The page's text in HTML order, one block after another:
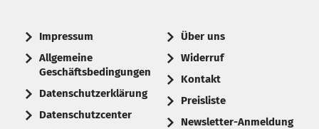
Impressum
Allgemeine
Geschäftsbedingungen
Datenschutzerklärung
Datenschutzcenter
Über uns
Widerruf
Kontakt
Preisliste
Newsletter-Anmeldung